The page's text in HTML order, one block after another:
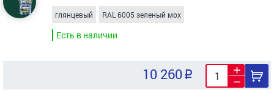
глянцевый RAL 6005 зеленый мох
Есть в наличии
10 260